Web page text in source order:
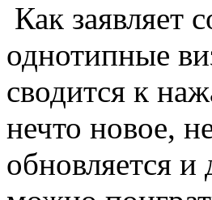
Как заявляет
однотипные
сводится к
нечто новое,
обновляется и